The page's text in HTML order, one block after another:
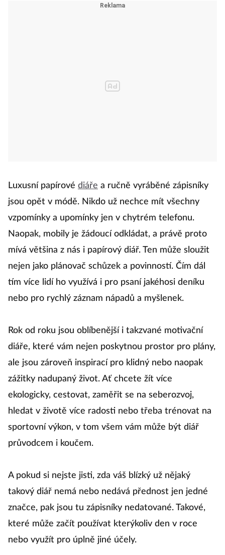
Luxusní papírové diáře a ručně vyráběné zápisníky
jsou opět v módě. Nikdo už nechce mít všechny
vzpomínky a upomínky jen v chytrém telefonu.
Naopak, mobily je žádoucí odkládat, a právě proto
mívá většina z nás i papírový diář. Ten může sloužit
nejen jako plánovač schůzek a povinností. Čím dál
tím více lidí ho využívá i pro psaní jakéhosi deníku
nebo pro rychlý záznam nápadů a myšlenek.
Rok od roku jsou oblíbenější i takzvané motivační
diáře, které vám nejen poskytnou prostor pro plány,
ale jsou zároveň inspirací pro klidný nebo naopak
zážitky nadupaný život. Ať chcete žít více
ekologicky, cestovat, zaměřit se na seberozvoj,
hledat v životě více radosti nebo třeba trénovat na
sportovní výkon, v tom všem vám může být diář
průvodcem i koučem.
A pokud si nejste jisti, zda váš blízký už nějaký
takový diář nemá nebo nedává přednost jen jedné
značce, pak jsou tu zápisníky nedatované. Takové,
které může začít používat kterýkoliv den v roce
nebo využít pro úplně jiné účely.